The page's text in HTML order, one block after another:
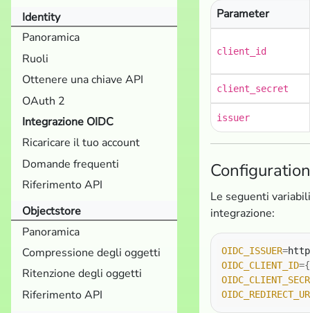
Identity
Panoramica
Ruoli
Ottenere una chiave API
OAuth 2
Integrazione OIDC
Ricaricare il tuo account
Domande frequenti
Riferimento API
Objectstore
Panoramica
Compressione degli oggetti
Ritenzione degli oggetti
Riferimento API
Parameter
client_id
client_secret
issuer
Le seguenti
integrazione:
OIDC_ISSUER=
OIDC_CLIENT_ID={